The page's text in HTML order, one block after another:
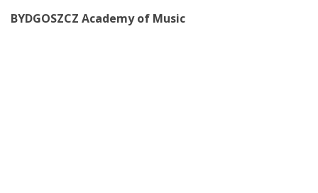
BYDGOSZCZ Academy of Music